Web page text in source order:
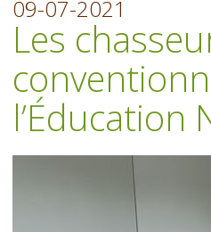
09-07-2021
Les
l’Éducation